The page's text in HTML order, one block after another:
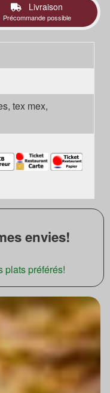
Livraison
Précommande possible
tex mex,
envies!
plats préférés!